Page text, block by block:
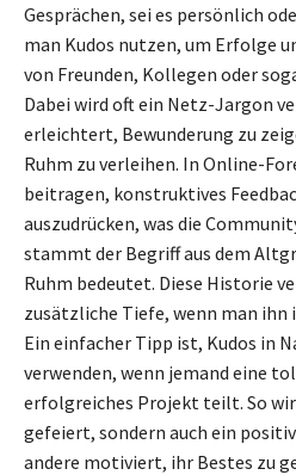
Gesprächen, sei es persönlich
man Kudos nutzen, um Erfolge
von Freunden, Kollegen oder
Dabei wird oft ein Netz-Jargon
erleichtert, Bewunderung zu
Ruhm zu verleihen. In Online-
beitragen, konstruktives
auszudrücken, was die
stammt der Begriff aus dem
Ruhm bedeutet. Diese Historie
zusätzliche Tiefe, wenn man ihn
Ein einfacher Tipp ist, Kudos in
verwenden, wenn jemand eine
erfolgreiches Projekt teilt. So
gefeiert, sondern auch ein
andere motiviert, ihr Bestes zu